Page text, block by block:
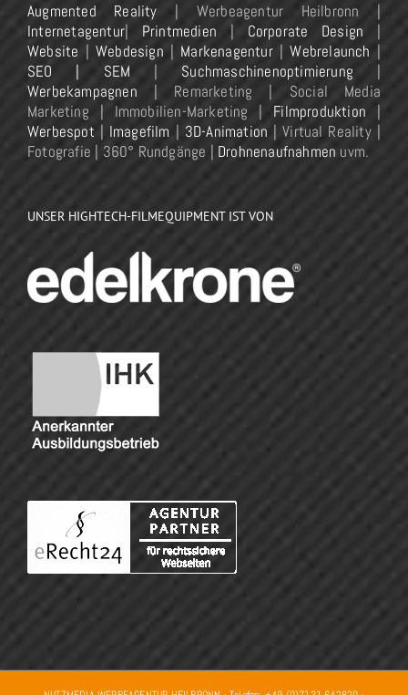
Augmented Reality | Werbeagentur Heilbronn |
Internetagentur| Printmedien | Corporate Design |
Website | Webdesign | Markenagentur|Webrelaunch |
SEO | SEM | Suchmaschinenoptimierung |
Werbekampagnen | Remarketing | Social Media
Marketing | Immobilien-Marketing | Filmproduktion |
Werbespot | Imagefilm | 3D-Animation | Virtual Reality |
Fotografie | 360° Rundgänge | Drohnenaufnahmen uvm.
UNSER HIGHTECH-FILMEQUIPMENT IST VON